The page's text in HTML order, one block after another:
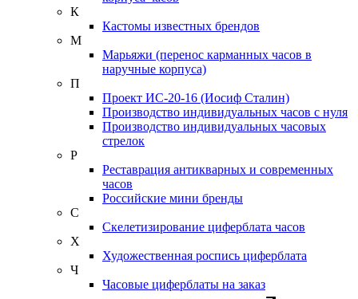
К
Кастомы известных брендов
М
Марьяжи (перенос карманных часов в
наручные корпуса)
П
Проект ИС-20-16 (Иосиф Сталин)
Производство индивидуальных часов с нуля
Производство индивидуальных часовых
стрелок
Р
Реставрация антикварных и современных
часов
Российские мини бренды
С
Скелетизирование циферблата часов
Х
Художественная роспись циферблата
Ч
Часовые циферблаты на заказ